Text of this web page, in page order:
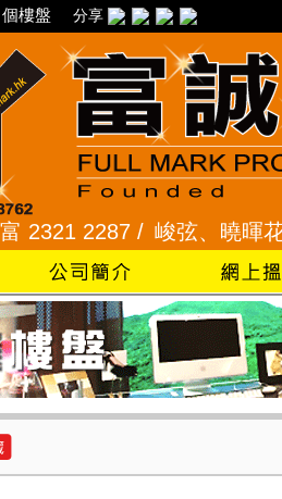
個樓盤 分享
2287 / 峻弦、曉暉花園